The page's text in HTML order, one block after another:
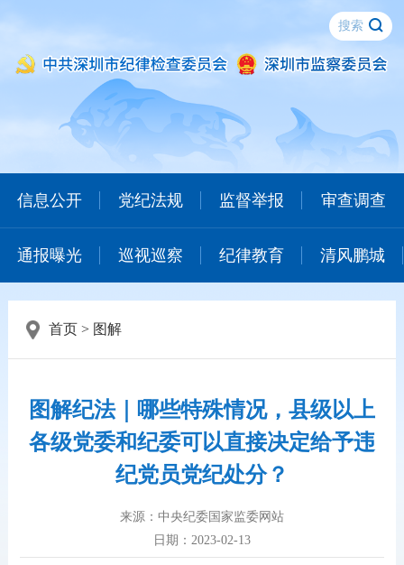
信息公开 党纪法规 监督举报 审查调查
通报曝光 巡视巡察 纪律教育 清风鹏城
首页> 图解
图解纪法｜哪些特殊情况，县级以上
各级党委和纪委可以直接决定给予违
纪党员党纪处分？
来源：中央纪委国家监委网站
日期：2023-02-13